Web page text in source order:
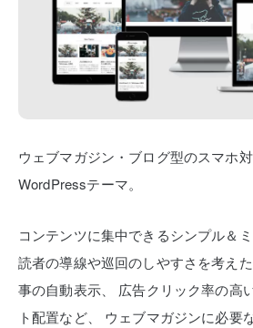
ウェブマガジン・ブログ型のスマホ
WordPressテーマ。
コンテンツに集中できるシンプル＆
読者の導線や巡回のしやすさを考え
事の自動表示、
広告クリック率の高
ト配置など、
ウェブマガジンに必要